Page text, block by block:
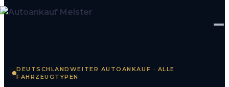
DEUTSCHLANDWEITER AUTOANKAUF · ALLE
FAHRZEUGTYPEN